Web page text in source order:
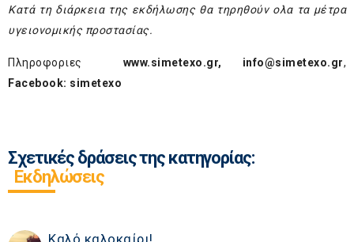
Κατά τη διάρκεια της εκδήλωσης θα τηρηθούν ολα τα μέτρα
υγειονομικής προστασίας.
Πληροφοριες www.simetexo.gr, info@simetexo.gr,
Facebook: simetexo
Σχετικές δράσεις της κατηγορίας:
Εκδηλώσεις
Καλό καλοκαίρι!